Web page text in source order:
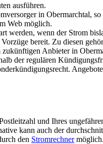
ausführen.
in Obermarchtal,
Web möglich.
werden, wenn der Strom
bereit. Zu diesen
Anbieter in
der regulären
und Ihres
kann auch der
den Stromrechnermöglich.